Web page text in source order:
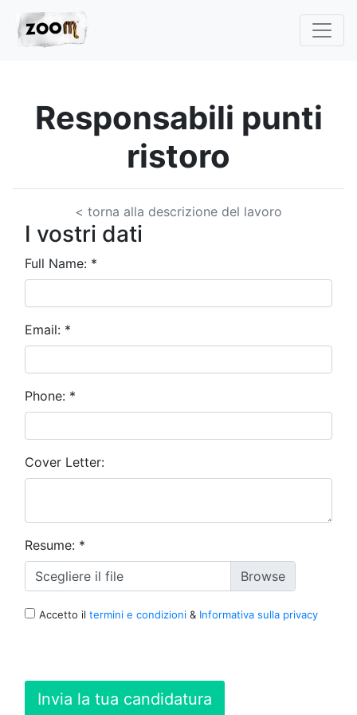
Responsabili punti
ristoro
< torna alla descrizione del lavoro
I vostri dati
Full Name: *
Email: *
Phone: *
Cover Letter:
Resume: *
Scegliere il file
Accetto il termini e condizioni & Informativa sulla privacy
Invia la tua candidatura